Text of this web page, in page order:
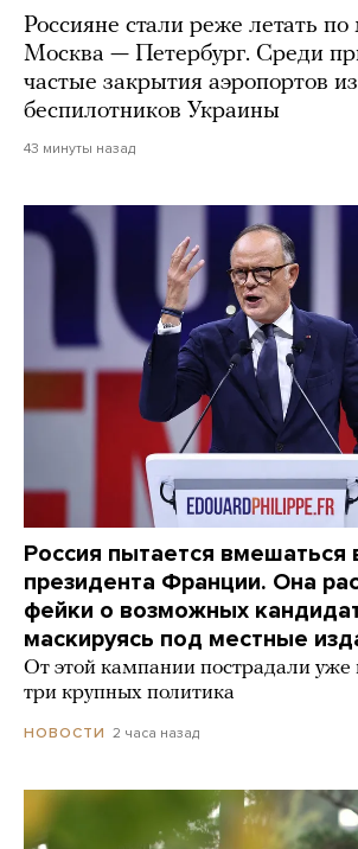
Россияне стали реже летать
Москва — Петербург. Среди
частые закрытия аэропортов
беспилотников Украины
43 минуты назад
Россия пытается
президента Франции. Она
фейки о возможных
маскируясь под местные
От этой кампании пострадали
три крупных политика
НОВОСТИ 2 часа назад